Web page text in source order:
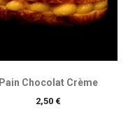
Pain Chocolat Crème
Prix
2,50 €